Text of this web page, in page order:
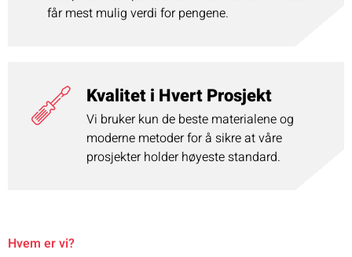
får mest mulig verdi for pengene.
Kvalitet i Hvert Prosjekt
Vi bruker kun de beste materialene og
moderne metoder for å sikre at våre
prosjekter holder høyeste standard.
Hvem er vi?